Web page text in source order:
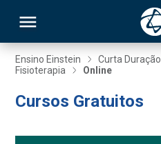
Ensino Einstein Curta Duração
Fisioterapia
Online
Cursos Gratuitos